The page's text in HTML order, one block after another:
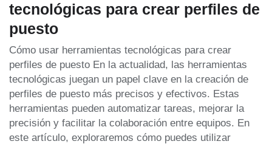
tecnológicas para crear perfiles de
puesto
Cómo usar herramientas tecnológicas para crear
perfiles de puesto En la actualidad, las herramientas
tecnológicas juegan un papel clave en la creación de
perfiles de puesto más precisos y efectivos. Estas
herramientas pueden automatizar tareas, mejorar la
precisión y facilitar la colaboración entre equipos. En
este artículo, exploraremos cómo puedes utilizar